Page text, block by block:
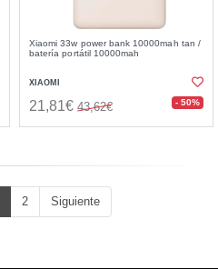
Xiaomi 33w power bank 10000mah tan /
batería portátil 10000mah
XIAOMI
21,81€ 43,62€ - 50%
2 Siguiente